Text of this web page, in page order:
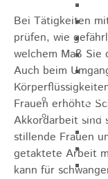
Bei Tätigkeiten
prüfen, wie
welchem Maß Sie
Auch beim
Frauen erhöhte
Akkordarbeit sind
stillende Frauen
getaktete Arbeit
kann für